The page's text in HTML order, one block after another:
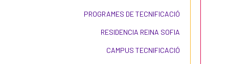
PROGRAMES DE TECNIFICACIÓ
RESIDENCIA REINA SOFIA
CAMPUS TECNIFICACIÓ